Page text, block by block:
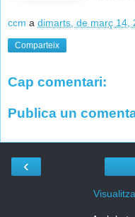
ccm a dimarts, de març 14,
Comparteix
Cap comentari:
Publica un
‹